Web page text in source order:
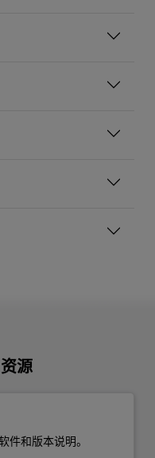
源
件和版本说明。